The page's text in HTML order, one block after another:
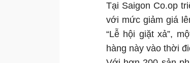
Tại Saigon Co.op
với mức giảm giá
“Lễ hội giặt xả”,
hàng này vào thời